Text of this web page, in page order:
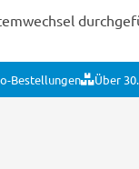
Bestellungen Über